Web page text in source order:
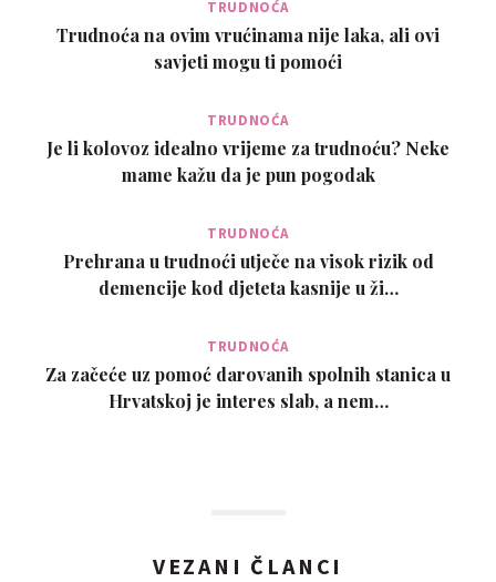
TRUDNOĆA
Trudnoća na ovim vrućinama nije laka, ali ovi
savjeti mogu ti pomoći
TRUDNOĆA
Je li kolovoz idealno vrijeme za trudnoću? Neke
mame kažu da je pun pogodak
TRUDNOĆA
Prehrana u trudnoći utječe na visok rizik od
demencije kod djeteta kasnije u ži…
TRUDNOĆA
Za začeće uz pomoć darovanih spolnih stanica u
Hrvatskoj je interes slab, a nem…
VEZANI ČLANCI